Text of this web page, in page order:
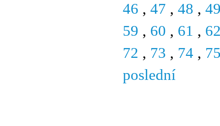
46 , 47 , 48 ,
59 , 60 , 61 ,
72 , 73 , 74 ,
poslední